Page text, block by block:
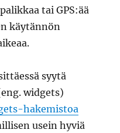
tai GPS:ää
käytännön
syytä
widgets)
hakemistoa
usein hyviä